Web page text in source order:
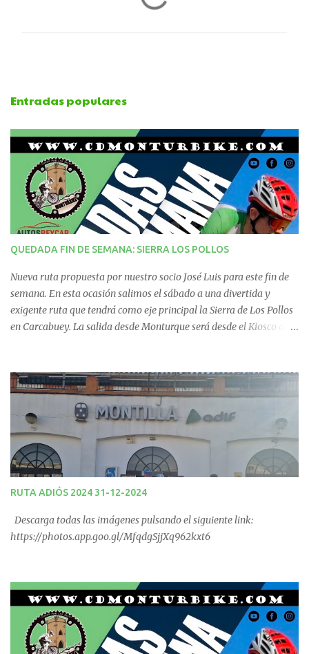
t
a
r
i
o
s
Entradas populares
QUEDADA FIN DE SEMANA: SIERRA LOS POLLOS
Nueva ruta propuesta por nuestro socio José Luis para este fin de
semana. En esta ocasión salimos el sábado a una divertida y
exigente ruta que tendrá como eje principal la Sierra de Los Pollos
en Carcabuey. La salida desde Monturque será desde el Kiosco de
Quedadas Fin de Semana 2025.
RUTA ADIÓS 2024 31-12-2024
Descarga todas las imágenes pulsando el siguiente link:
https://photos.app.goo.gl/MfqdgSjjXq962kxt6